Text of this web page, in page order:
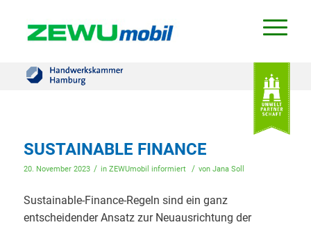
SUSTAINABLE FINANCE
20. November 2023 / in ZEWUmobil informiert / von Jana Soll
Sustainable-Finance-Regeln sind ein ganz
entscheidender Ansatz zur Neuausrichtung der